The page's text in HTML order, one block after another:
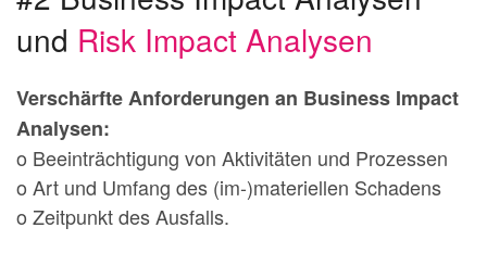
und Risk Impact Analysen
Verschärfte Anforderungen an Business Impact
Analysen:
o Beeinträchtigung von Aktivitäten und Prozessen
o Art und Umfang des (im-)materiellen Schadens
o Zeitpunkt des Ausfalls.